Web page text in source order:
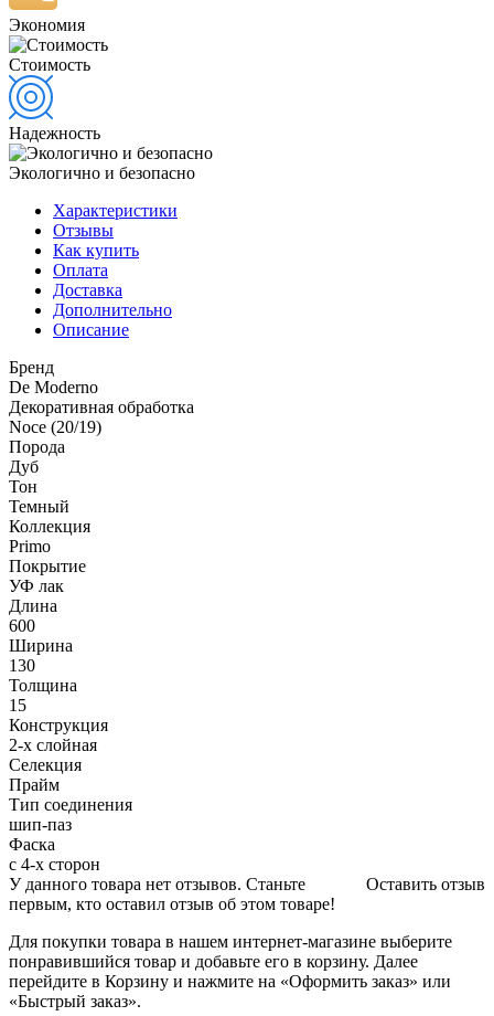
Экономия
Стоимость
Надежность
Экологично и безопасно
Характеристики
Отзывы
Как купить
Оплата
Доставка
Дополнительно
Описание
Бренд
De Moderno
Декоративная обработка
Noce (20/19)
Порода
Дуб
Тон
Темный
Коллекция
Primo
Покрытие
УФ лак
Длина
600
Ширина
130
Толщина
15
Конструкция
2-х слойная
Селекция
Прайм
Тип соединения
шип-паз
Фаска
с 4-х сторон
Оставить отзыв
У данного товара нет отзывов. Станьте
первым, кто оставил отзыв об этом товаре!
Для покупки товара в нашем интернет-магазине выберите
понравившийся товар и добавьте его в корзину. Далее
перейдите в Корзину и нажмите на «Оформить заказ» или
«Быстрый заказ».